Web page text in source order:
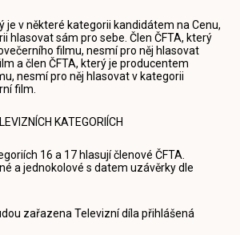
v některé kategorii kandidátem na Cenu,
hlasovat sám pro sebe. Člen ČFTA, který
filmu, nesmí pro něj hlasovat
a člen ČFTA, který je producentem
nesmí pro něj hlasovat v kategorii
film.
KATEGORIÍCH
16 a 17 hlasují členové ČFTA.
a jednokolové s datem uzávěrky dle
zařazena Televizní díla přihlášená